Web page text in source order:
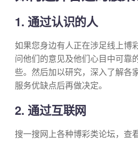
1. 通过认识的人
如果您身边有人正在涉足线上博
问他们的意见及他们心目中可靠
些。然后加以研究，深入了解各
服务优缺点后再做决定。
2. 通过互联网
搜一搜网上各种博彩类论坛，查